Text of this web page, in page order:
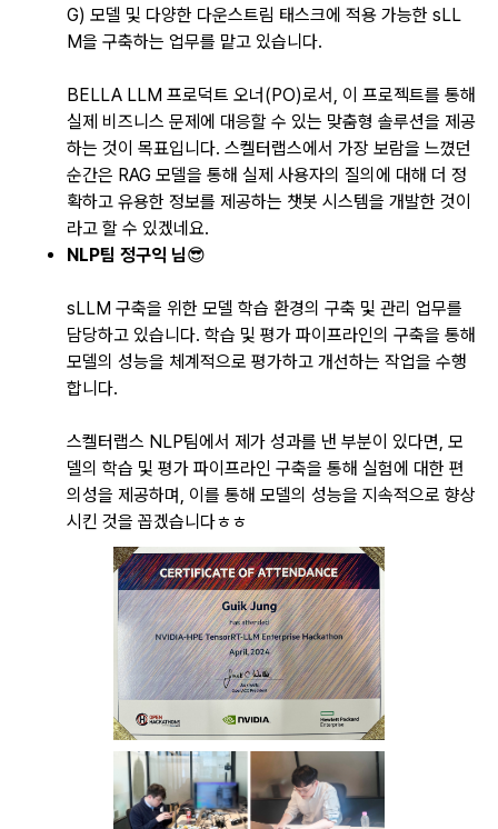
G) 모델 및 다양한 다운스트림 태스크에 적용 가능한 sLL
M을 구축하는 업무를 맡고 있습니다.
BELLA LLM 프로덕트 오너(PO)로서, 이 프로젝트를 통해
실제 비즈니스 문제에 대응할 수 있는 맞춤형 솔루션을 제공
하는 것이 목표입니다. 스켈터랩스에서 가장 보람을 느꼈던
순간은 RAG 모델을 통해 실제 사용자의 질의에 대해 더 정
확하고 유용한 정보를 제공하는 챗봇 시스템을 개발한 것이
라고 할 수 있겠네요.
NLP팀 정구익 님😎
sLLM 구축을 위한 모델 학습 환경의 구축 및 관리 업무를
담당하고 있습니다. 학습 및 평가 파이프라인의 구축을 통해
모델의 성능을 체계적으로 평가하고 개선하는 작업을 수행
합니다.
스켈터랩스 NLP팀에서 제가 성과를 낸 부분이 있다면, 모
델의 학습 및 평가 파이프라인 구축을 통해 실험에 대한 편
의성을 제공하며, 이를 통해 모델의 성능을 지속적으로 향상
시킨 것을 꼽겠습니다ㅎㅎ